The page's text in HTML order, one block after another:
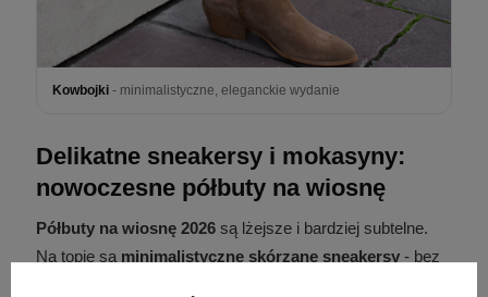
Kowbojki - minimalistyczne, eleganckie wydanie
Delikatne sneakersy i mokasyny:
nowoczesne półbuty na wiosnę
Półbuty na wiosnę 2026 są lżejsze i bardziej subtelne.
Na topie są minimalistyczne skórzane sneakersy - bez